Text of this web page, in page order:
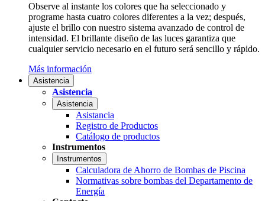
Observe al instante los colores que ha seleccionado y
programe hasta cuatro colores diferentes a la vez; después,
ajuste el brillo con nuestro sistema avanzado de control de
intensidad. El brillante diseño de las luces garantiza que
cualquier servicio necesario en el futuro será sencillo y rápido.
Más información
Asistencia
Asistencia
Asistencia
Asistancia
Registro de Productos
Catálogo de productos
Instrumentos
Instrumentos
Calculadora de Ahorro de Bombas de Piscina
Normativas sobre bombas del Departamento de
Energía